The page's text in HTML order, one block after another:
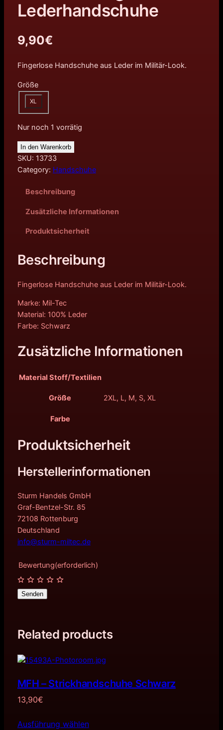
Lederhandschuhe
9,90€
Fingerlose Handschuhe aus Leder im Militär-Look.
Größe
XL
Nur noch 1 vorrätig
In den Warenkorb
SKU: 13733
Category: Handschuhe
Beschreibung
Zusätzliche Informationen
Produktsicherheit
Beschreibung
Fingerlose Handschuhe aus Leder im Militär-Look.
Marke: Mil-Tec
Material: 100% Leder
Farbe: Schwarz
Zusätzliche Informationen
Material Stoff/Textilien
Größe 2XL, L, M, S, XL
Farbe
Produktsicherheit
Herstellerinformationen
Sturm Handels GmbH
Graf-Bentzel-Str. 85
72108 Rottenburg
Deutschland
info@sturm-miltec.de
Bewertung(erforderlich)
Senden
Related products
MFH – Strickhandschuhe Schwarz
13,90€
Ausführung wählen